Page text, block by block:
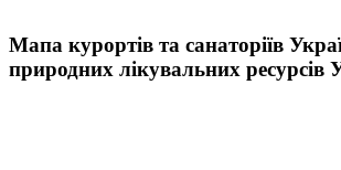
Мапа курортів та санаторіїв
природних лікувальних ресурсів